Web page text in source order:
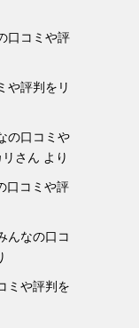
口コミや評
や評判をリ
の口コミや
さん より
口コミや評
んなの口コ
ミや評判を